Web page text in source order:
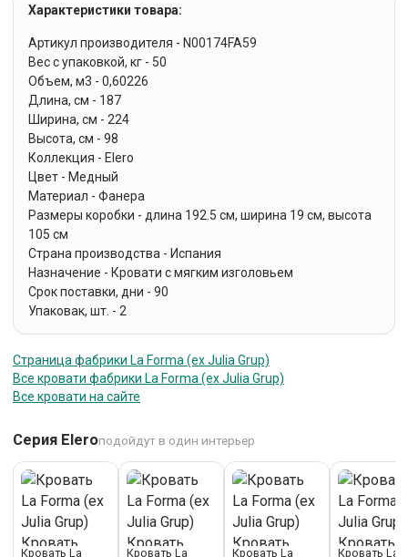
Характеристики товара:
Артикул производителя - N00174FA59
Вес с упаковкой, кг - 50
Объем, м3 - 0,60226
Длина, см - 187
Ширина, см - 224
Высота, см - 98
Коллекция - Elero
Цвет - Медный
Материал - Фанера
Размеры коробки - длина 192.5 см, ширина 19 см, высота
105 см
Страна производства - Испания
Назначение - Кровати с мягким изголовьем
Срок поставки, дни - 90
Упаковак, шт. - 2
Страница фабрики La Forma (ех Julia Grup)
Все кровати фабрики La Forma (ех Julia Grup)
Все кровати на сайте
Серия Eleroподойдут в один интерьер
Кровать La
Кровать La
Кровать La
Кровать La